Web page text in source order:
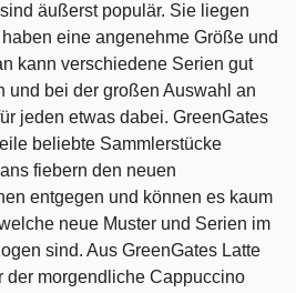
äußerst populär. Sie liegen
eine angenehme Größe und
kann verschiedene Serien gut
und bei der großen Auswahl an
jeden etwas dabei. GreenGates
beliebte Sammlerstücke
fiebern den neuen
entgegen und können es kaum
neue Muster und Serien im
sind. Aus GreenGates Latte
der morgendliche Cappuccino